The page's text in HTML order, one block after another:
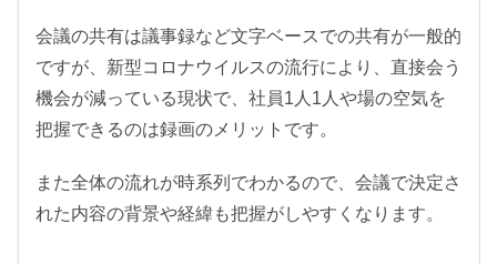
会議の共有は議事録など文字ベースでの共有が一般的
ですが、新型コロナウイルスの流行により、直接会う
機会が減っている現状で、社員1人1人や場の空気を
把握できるのは録画のメリットです。
また全体の流れが時系列でわかるので、会議で決定さ
れた内容の背景や経緯も把握がしやすくなります。